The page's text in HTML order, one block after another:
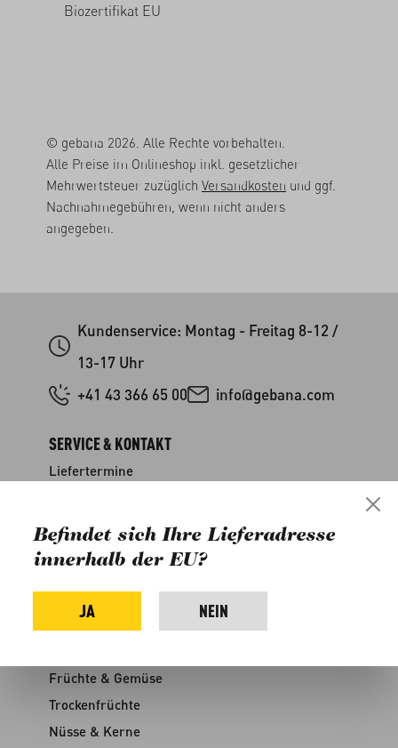
Biozertifikat EU
© gebana 2026. Alle Rechte vorbehalten.
Alle Preise im Onlineshop inkl. gesetzlicher
Mehrwertsteuer zuzüglich Versandkosten und ggf.
Nachnahmegebühren, wenn nicht anders
angegeben.
Kundenservice: Montag - Freitag 8-12 /
13-17 Uhr
+41 43 366 65 00
info@gebana.com
SERVICE & KONTAKT
Liefertermine
Versand & Zahlung
Rabatte
Medien
Früchte & Gemüse
Trockenfrüchte
Nüsse & Kerne
Befindet sich Ihre Lieferadresse
innerhalb der EU?
JA NEIN